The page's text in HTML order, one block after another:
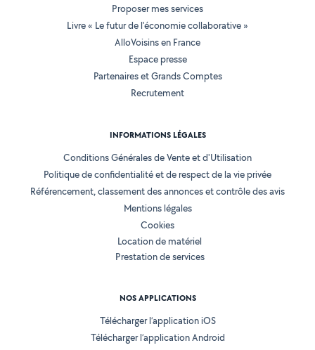
Proposer mes services
Livre « Le futur de l'économie collaborative »
AlloVoisins en France
Espace presse
Partenaires et Grands Comptes
Recrutement
INFORMATIONS LÉGALES
Conditions Générales de Vente et d'Utilisation
Politique de confidentialité et de respect de la vie privée
Référencement, classement des annonces et contrôle des avis
Mentions légales
Cookies
Location de matériel
Prestation de services
NOS APPLICATIONS
Télécharger l’application iOS
Télécharger l’application Android